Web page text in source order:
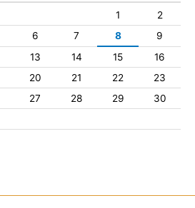
1
2
6 7 8
9
13 14 15
16
20 21 22
23
27 28 29
30